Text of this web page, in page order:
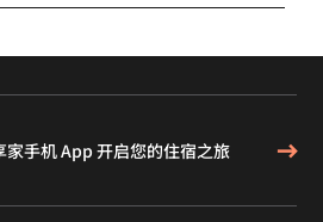
家手机 App 开启您的住宿之旅